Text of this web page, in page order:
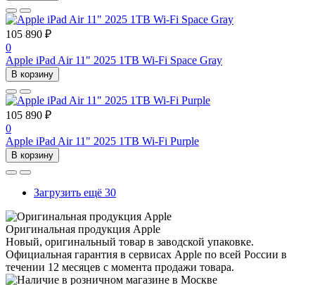
105 890 ₽
0
Apple iPad Air 11" 2025 1TB Wi-Fi Space Gray
В корзину
105 890 ₽
0
Apple iPad Air 11" 2025 1TB Wi-Fi Purple
В корзину
Загрузить ещё 30
Оригинальная продукция Apple
Новый, оригинальный товар в заводской упаковке.
Официальная гарантия в сервисах Apple по всей России в
течении 12 месяцев с момента продажи товара.